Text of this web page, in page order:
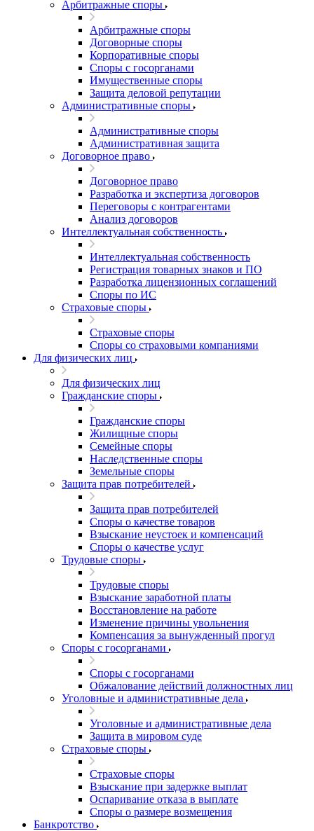
Арбитражные споры
Арбитражные споры
Договорные споры
Корпоративные споры
Споры с госорганами
Имущественные споры
Защита деловой репутации
Административные споры
Административные споры
Административная защита
Договорное право
Договорное право
Разработка и экспертиза договоров
Переговоры с контрагентами
Анализ договоров
Интеллектуальная собственность
Интеллектуальная собственность
Регистрация товарных знаков и ПО
Разработка лицензионных соглашений
Споры по ИС
Страховые споры
Страховые споры
Споры со страховыми компаниями
Для физических лиц
Для физических лиц
Гражданские споры
Гражданские споры
Жилищные споры
Семейные споры
Наследственные споры
Земельные споры
Защита прав потребителей
Защита прав потребителей
Споры о качестве товаров
Взыскание неустоек и компенсаций
Споры о качестве услуг
Трудовые споры
Трудовые споры
Взыскание заработной платы
Восстановление на работе
Изменение причины увольнения
Компенсация за вынужденный прогул
Споры с госорганами
Споры с госорганами
Обжалование действий должностных лиц
Уголовные и административные дела
Уголовные и административные дела
Защита в мировом суде
Страховые споры
Страховые споры
Взыскание при задержке выплат
Оспаривание отказа в выплате
Споры о размере возмещения
Банкротство